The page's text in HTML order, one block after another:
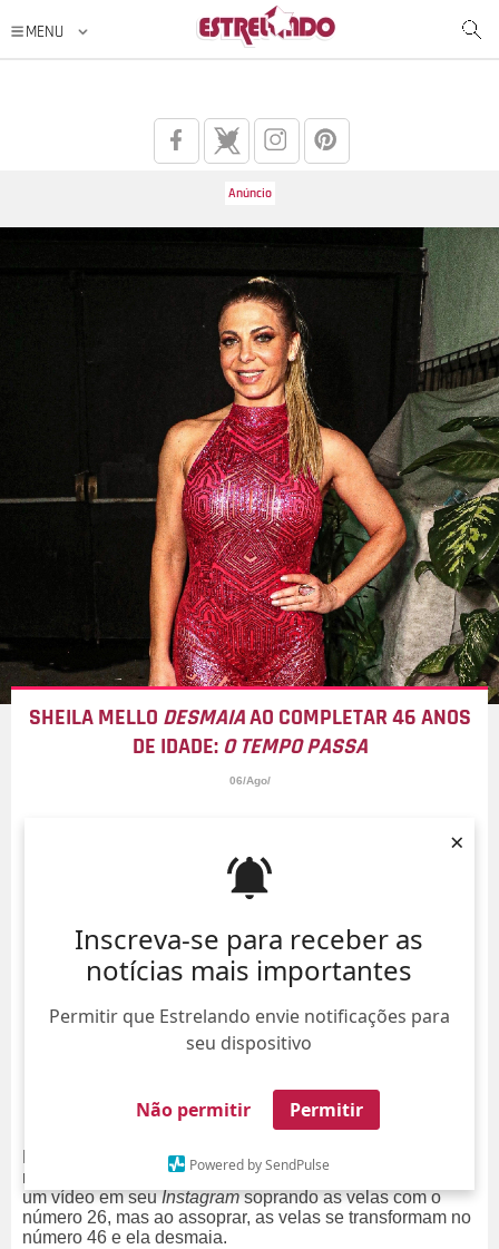
Inscreva-se para receber as
notícias mais importantes
Permitir que Estrelando envie notificações para
seu dispositivo
Não permitir Permitir
Powered by SendPulse
×
SHEILA MELLO DESMAIAAO COMPLETAR 46 ANOS
DE IDADE:O TEMPO PASSA
06/Ago/
Rá tim bum! Sheila Mello completou mais uma volta ao
redor do sol nesta terça-feira, dia 23. A dançarina postou
um vídeo em seuInstagramsoprando as velas com o
número 26, mas ao assoprar, as velas se transformam no
número 46 e ela desmaia.